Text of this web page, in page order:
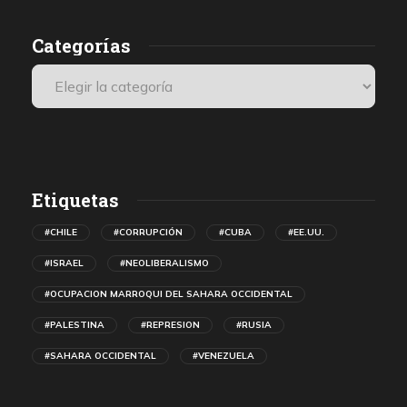
Categorías
Etiquetas
#CHILE #CORRUPCIÓN #CUBA #EE.UU.
#ISRAEL #NEOLIBERALISMO
#OCUPACION MARROQUI DEL SAHARA OCCIDENTAL
#PALESTINA #REPRESION #RUSIA
#SAHARA OCCIDENTAL #VENEZUELA